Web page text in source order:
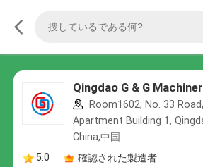
Qingdao G & G
Room1602, No. 33
Apartment Building 1,
China,中国
5.0
確認された製造者